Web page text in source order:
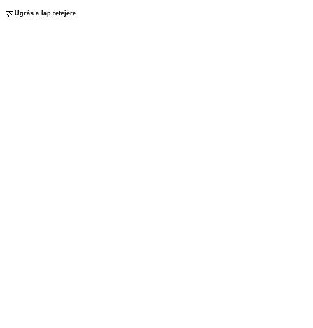
Ugrás a lap tetejére